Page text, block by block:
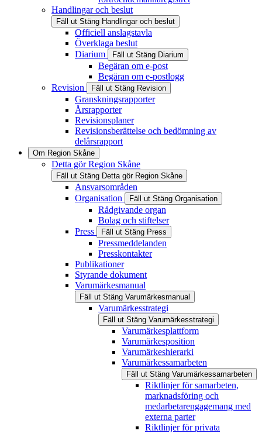
Handlingar och beslut
Fäll ut Stäng Handlingar och beslut
Officiell anslagstavla
Överklaga beslut
Diarium
Fäll ut Stäng Diarium
Begäran om e-post
Begäran om e-postlogg
Revision
Fäll ut Stäng Revision
Granskningsrapporter
Årsrapporter
Revisionsplaner
Revisionsberättelse och bedömning av
delårsrapport
Om Region Skåne
Detta gör Region Skåne
Fäll ut Stäng Detta gör Region Skåne
Ansvarsområden
Organisation
Fäll ut Stäng Organisation
Rådgivande organ
Bolag och stiftelser
Press
Fäll ut Stäng Press
Pressmeddelanden
Presskontakter
Publikationer
Styrande dokument
Varumärkesmanual
Fäll ut Stäng Varumärkesmanual
Varumärkesstrategi
Fäll ut Stäng Varumärkesstrategi
Varumärkesplattform
Varumärkesposition
Varumärkeshierarki
Varumärkessamarbeten
Fäll ut Stäng Varumärkessamarbeten
Riktlinjer för samarbeten,
marknadsföring och
medarbetarengagemang med
externa parter
Riktlinjer för privata